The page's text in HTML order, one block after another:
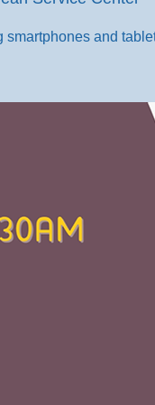
smartphones and